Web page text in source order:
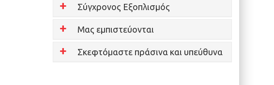
Σύγχρονος Εξοπλισμός
Μας εμπιστεύονται
Σκεφτόμαστε πράσινα και υπεύθυνα